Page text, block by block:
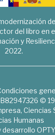
del libro en
y
2022.
©
Ciencias
Humanas
desarrollo